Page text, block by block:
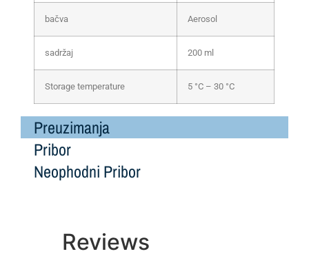
bačva Aerosol
sadržaj 200 ml
Storage temperature 5 °C – 30 °C
Preuzimanja
Pribor
Neophodni Pribor
Reviews